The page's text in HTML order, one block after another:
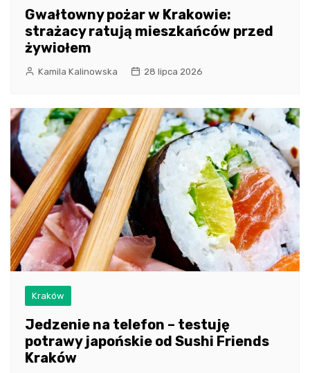
Gwałtowny pożar w Krakowie:
strażacy ratują mieszkańców przed
żywiołem
Kamila Kalinowska 28 lipca 2026
Kraków
Jedzenie na telefon – testuję
potrawy japońskie od Sushi Friends
Kraków